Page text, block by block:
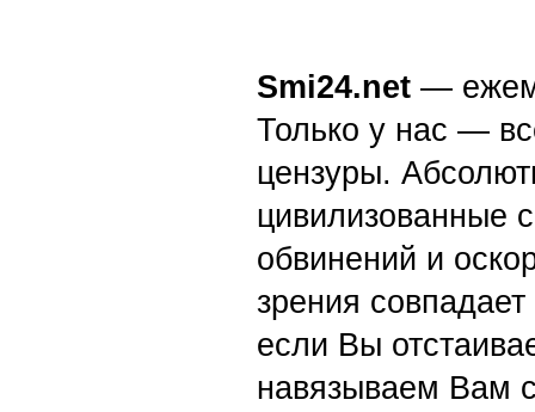
Smi24.net —
Только у нас —
цензуры.
цивилизованные
обвинений и
зрения
если Вы
навязываем Вам